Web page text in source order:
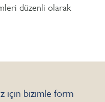
düzenli olarak
için bizimle form